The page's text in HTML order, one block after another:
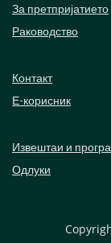
За претпријатието
Раководство
Контакт
Е-корисник
Извештаи и
Одлуки